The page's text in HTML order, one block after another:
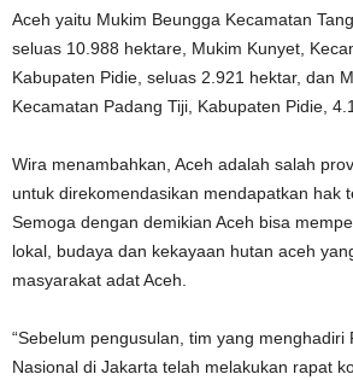
Aceh yaitu Mukim Beungga Kecamatan
seluas 10.988 hektare, Mukim Kunyet,
Kabupaten Pidie, seluas 2.921 hektar, dan
Kecamatan Padang Tiji, Kabupaten Pidie,
Wira menambahkan, Aceh adalah salah
untuk direkomendasikan mendapatkan hak
Semoga dengan demikian Aceh bisa
lokal, budaya dan kekayaan hutan aceh
masyarakat adat Aceh.
“Sebelum pengusulan, tim yang menghadiri
Nasional di Jakarta telah melakukan rapat